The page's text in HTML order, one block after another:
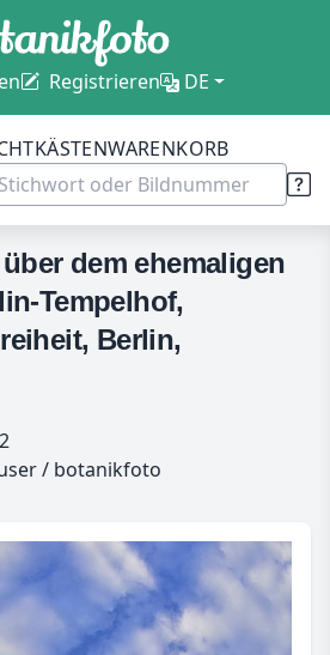
Registrieren DE
WARENKORB
dem ehemaligen
Tempelhof,
Berlin,
/ botanikfoto